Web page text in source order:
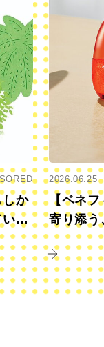
しか
ま
2026.06.25
【ベネフ
寄り添う
きに